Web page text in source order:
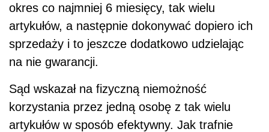
okres co najmniej 6 miesięcy, tak wielu
artykułów, a następnie dokonywać dopiero ich
sprzedaży i to jeszcze dodatkowo udzielając
na nie gwarancji.
Sąd wskazał na fizyczną niemożność
korzystania przez jedną osobę z tak wielu
artykułów w sposób efektywny. Jak trafnie